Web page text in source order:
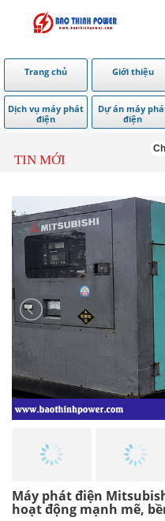
Trang chủ Giới thiệu
Dịch vụ máy phát
điện
Dự án máy
điện
TIN MỚI
Máy phát điện
hoạt động mạnh mẽ,